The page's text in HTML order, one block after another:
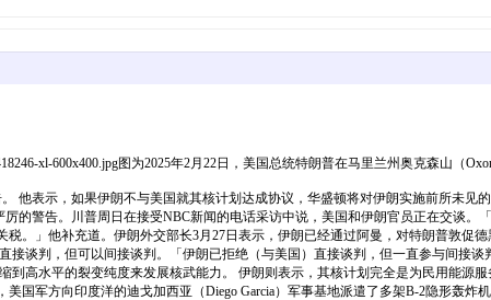
xl-600x400.jpg图为2025年2月22日，美国总统特朗普在马里兰州奥克森山
他表示，如果伊朗不与美国就其核计划达成协议，华盛顿将对伊朗实施前所未
的警告。川普周日在接受NBC新闻的电话采访中说，美国和伊朗官员正在交谈
。」他补充道。伊朗外交部长3月27日表示，伊朗已经通过阿曼，对特朗普敦促
接谈判，但可以间接谈判。「伊朗已拒绝（与美国）直接谈判，但一直参与间接
高水平的裂变纯度来发展核武能力。 伊朗则表示，其核计划完全是为民用能源
国军方向印度洋的迪戈加西亚（Diego Garcia）军事基地派遣了多架B-2隐形轰